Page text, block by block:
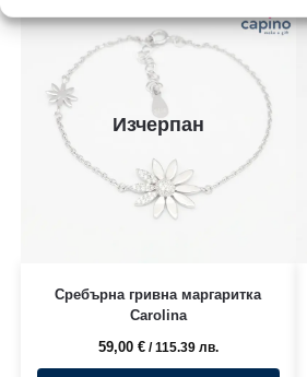
Изчерпан
Сребърна гривна маргаритка
Carolina
59,00 € / 115.39 лв.